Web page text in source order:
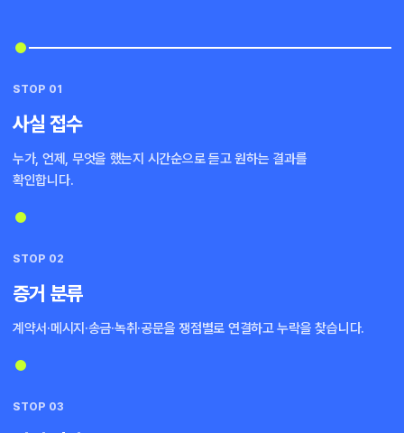
STOP 01
사실 접수
누가, 언제, 무엇을 했는지 시간순으로 듣고 원하는 결과를
확인합니다.
STOP 02
증거 분류
계약서·메시지·송금·녹취·공문을 쟁점별로 연결하고 누락을 찾습니다.
STOP 03